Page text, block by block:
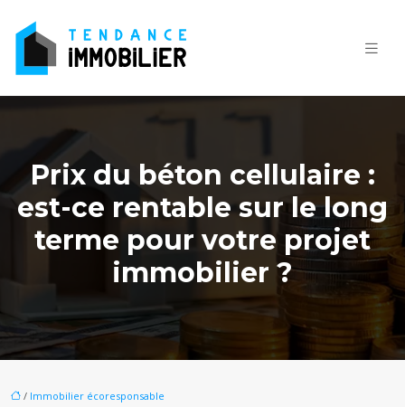
Prix du béton cellulaire :
est-ce rentable sur le long
terme pour votre projet
immobilier ?
/ Immobilier écoresponsable